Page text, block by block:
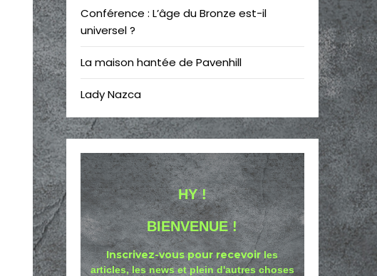
Conférence : L’âge du Bronze est-il
universel ?
La maison hantée de Pavenhill
Lady Nazca
HY !
BIENVENUE !
Inscrivez-vous pour recevoirles
articles, les news et plein d'autres choses